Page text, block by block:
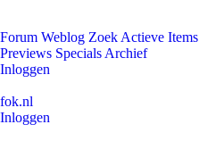
Forum Weblog Zoek Actieve Items
Previews Specials Archief
Inloggen
fok.nl
Inloggen